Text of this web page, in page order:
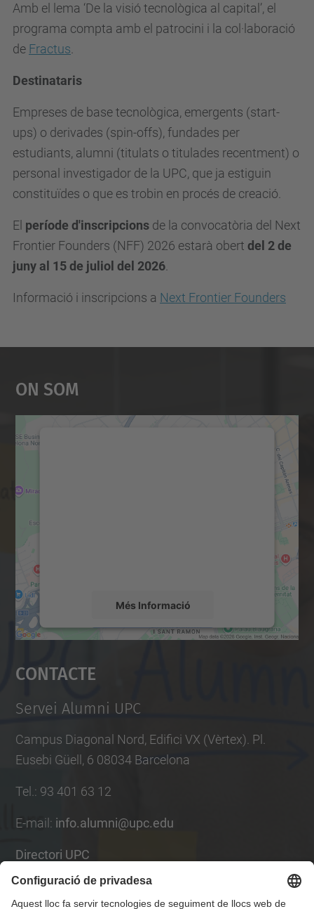
Amb el lema ‘De la visió tecnològica al capital’, el
programa compta amb el patrocini i la col·laboració
de Fractus
Destinataris
Empreses de base tecnològica, emergents (start-
ups) o derivades (spin-offs), fundades per
estudiants, alumni (titulats o titulades recentment) o
personal investigador de la UPC, que ja estiguin
constituïdes o que es trobin en procés de creació.
El període d'inscripcions de la convocatòria del Next
Frontier Founders (NFF) 2026 estarà obert del 2 de
juny al 15 de juliol del 2026
Informació i inscripcions a Next Frontier Founders
On Som
Més Informació
Accepta
powered by
Contacte
Servei Alumni UPC
Campus Diagonal Nord, Edifici VX (Vèrtex). Pl.
Eusebi Güell, 6 08034 Barcelona
Tel. : 93 401 63 12
E-mail : info.alumni@upc.edu
Directori UPC
Formulari de contacte